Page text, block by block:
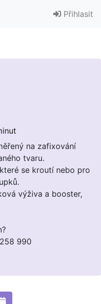
Přihlasit
na zafixování
tvaru.
se kroutí nebo pro
výživa a booster,
990